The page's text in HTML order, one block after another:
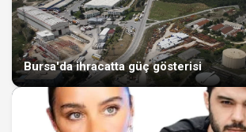
Bursa'da ihracatta güç gösterisi